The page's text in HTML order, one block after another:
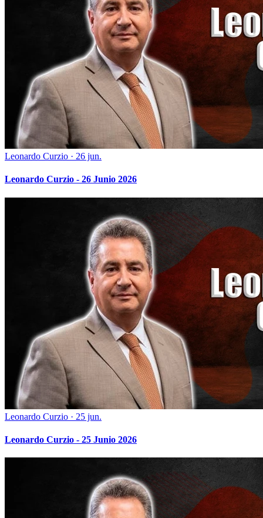
Leonardo Curzio · 26 jun.
Leonardo Curzio - 26 Junio 2026
Leonardo Curzio · 25 jun.
Leonardo Curzio - 25 Junio 2026